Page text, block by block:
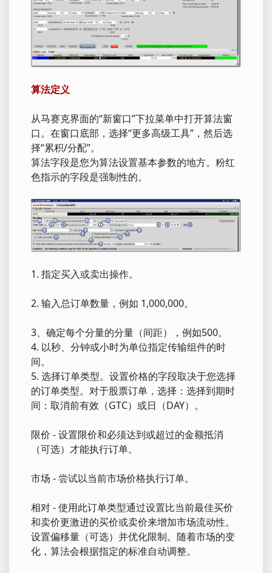
算法定义
从马赛克界面的“新窗口”下拉菜单中打开算法窗
口。在窗口底部，选择“更多高级工具”，然后选
择“累积/分配”。
算法字段是您为算法设置基本参数的地方。粉红
色指示的字段是强制性的。
1. 指定买入或卖出操作。
2. 输入总订单数量，例如 1,000,000。
3、确定每个分量的分量（间距），例如500。
4. 以秒、分钟或小时为单位指定传输组件的时
间。
5. 选择订单类型。设置价格的字段取决于您选择
的订单类型。对于股票订单，选择：选择到期时
间：取消前有效（GTC）或日（DAY）。
限价 - 设置限价和必须达到或超过的金额抵消
（可选）才能执行订单。
市场 - 尝试以当前市场价格执行订单。
相对 - 使用此订单类型通过设置比当前最佳买价
和卖价更激进的买价或卖价来增加市场流动性。
设置偏移量（可选）并优化限制。随着市场的变
化，算法会根据指定的标准自动调整。